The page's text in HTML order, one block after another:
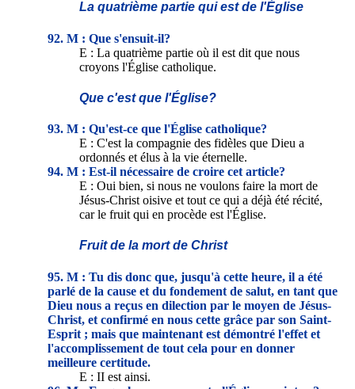
La quatrième partie qui est de l'Église
92. M : Que s'ensuit-il?
E : La quatrième partie où il est dit que nous
croyons l'Église catholique.
Que c'est que l'Église?
93. M : Qu'est-ce que l'Église catholique?
E : C'est la compagnie des fidèles que Dieu a
ordonnés et élus à la vie éternelle.
94. M : Est-il nécessaire de croire cet article?
E : Oui bien, si nous ne voulons faire la mort de
Jésus-Christ oisive et tout ce qui a déjà été récité,
car le fruit qui en procède est l'Église.
Fruit de la mort de Christ
95. M : Tu dis donc que, jusqu'à cette heure, il a été
parlé de la cause et du fondement de salut, en tant que
Dieu nous a reçus en dilection par le moyen de Jésus-
Christ, et confirmé en nous cette grâce par son Saint-
Esprit ; mais que maintenant est démontré l'effet et
l'accomplissement de tout cela pour en donner
meilleure certitude.
E : II est ainsi.